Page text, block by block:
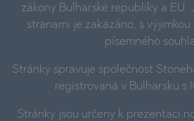
zákony Bulharské republiky a
stranami je zakázáno, s
písemného
Stránky spravuje společnost
registrovaná v Bulharsku s
Stránky jsou určeny k prezentaci